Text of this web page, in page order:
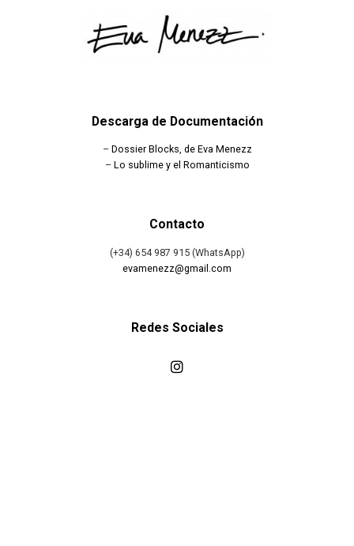
Descarga de Documentación
– Dossier Blocks, de Eva Menezz
– Lo sublime y el Romanticismo
Contacto
(+34) 654 987 915 (WhatsApp)
evamenezz@gmail.com
Redes Sociales